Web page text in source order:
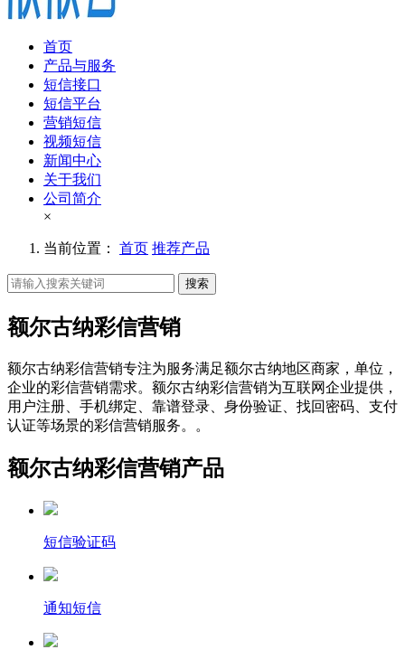
首页
产品与服务
短信接口
短信平台
营销短信
视频短信
新闻中心
关于我们
公司简介
×
当前位置： 首页 推荐产品
搜索
额尔古纳彩信营销
额尔古纳彩信营销专注为服务满足额尔古纳地区商家，单位，
企业的彩信营销需求。额尔古纳彩信营销为互联网企业提供，
用户注册、手机绑定、靠谱登录、身份验证、找回密码、支付
认证等场景的彩信营销服务。。
额尔古纳彩信营销产品
短信验证码
通知短信